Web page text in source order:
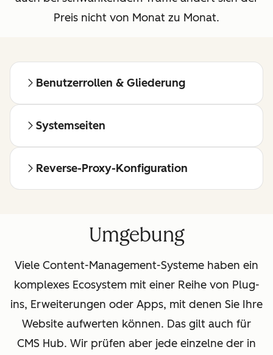
Preis nicht von Monat zu Monat.
Benutzerrollen & Gliederung
Systemseiten
Reverse-Proxy-Konfiguration
Umgebung
Viele Content-Management-Systeme haben ein
komplexes Ecosystem mit einer Reihe von Plug-
ins, Erweiterungen oder Apps, mit denen Sie Ihre
Website aufwerten können. Das gilt auch für
CMS Hub. Wir prüfen aber jede einzelne der in